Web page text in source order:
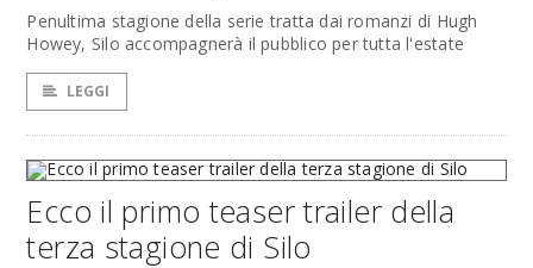
Penultima stagione della serie tratta dai romanzi di Hugh
Howey, Silo accompagnerà il pubblico per tutta l'estate
LEGGI
Ecco il primo teaser trailer della
terza stagione di Silo